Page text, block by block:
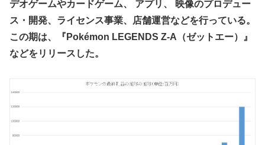
【デレマス×仮面ライダー】 仮面ライダーバロンＰ第１話
「始まりの巫女」
メディア「Switch2、499ドルでも安い800ドル超えるか
も。PS5は直近での値上げ可能性低い」
【悲報】ハンターハンター連載再開の様子、全くないｗｗｗ
デオゲームやカードゲーム、 アプリ、 映像のプロデュー
ス・開発、ライセンス事業、店舗運営などを行っている。
この期は、『Pokémon LEGENDS Z-A（ゼットエー）』
などをリリースした。